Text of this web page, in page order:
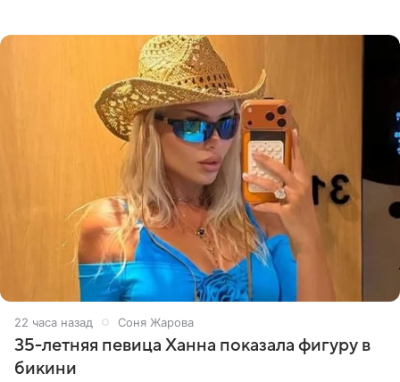
22 часа назад Соня Жарова
35-летняя певица Ханна показала фигуру в
бикини